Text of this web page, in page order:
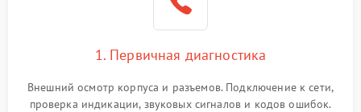
1. Первичная диагностика
Внешний осмотр корпуса и разъемов. Подключение к сети,
проверка индикации, звуковых сигналов и кодов ошибок.